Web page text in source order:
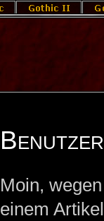
Moin,
einem